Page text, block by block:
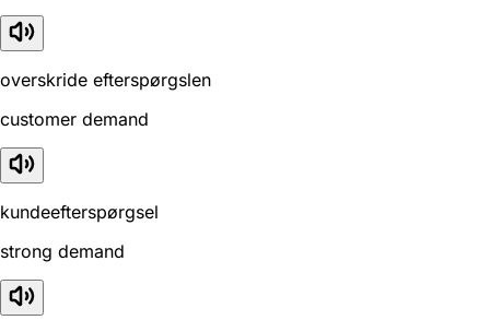
overskride efterspørgslen
customer demand
kundeefterspørgsel
strong demand